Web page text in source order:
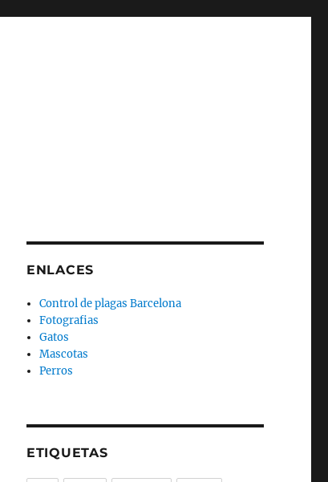
ENLACES
Control de plagas Barcelona
Fotografias
Gatos
Mascotas
Perros
ETIQUETAS